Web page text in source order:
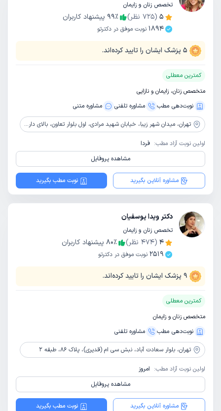
تخصص زنان و زایمان
5
(
725 نظر) 99٪
پیشنهاد کاربران
1894 نوبت موفق در دکترتو
5 پزشک ایشان را تایید کرده‌اند.
کمترین معطلی
متخصص زنان، زایمان و نازایی
نوبت‌دهی مطب
مشاوره‌ تلفنی مشاوره‌ متنی
تهران، میدان شهر زیبا، خیابان شهید مرادی، اول بلوار تعاون، بالای داروخانه دکتر نظیری، ساختمان پزشکان ایران، طبقه 3 واحد 6
اولین نوبت آزاد مطب: فردا
مشاهده پروفایل
مشاوره آنلاین بگیرید نوبت مطب بگیرید
دکتر ویدا یوسفیان
تخصص زنان و زایمان
4
(
474 نظر) 80٪
پیشنهاد کاربران
2519 نوبت موفق در دکترتو
9 پزشک ایشان را تایید کرده‌اند.
کمترین معطلی
متخصص زنان و زایمان
نوبت‌دهی مطب
مشاوره‌ تلفنی
تهران، بلوار سعادت آباد، نبش سی ام (قدیری)، پلاک 86، طبقه 2
اولین نوبت آزاد مطب: امروز
مشاهده پروفایل
مشاوره آنلاین بگیرید نوبت مطب بگیرید